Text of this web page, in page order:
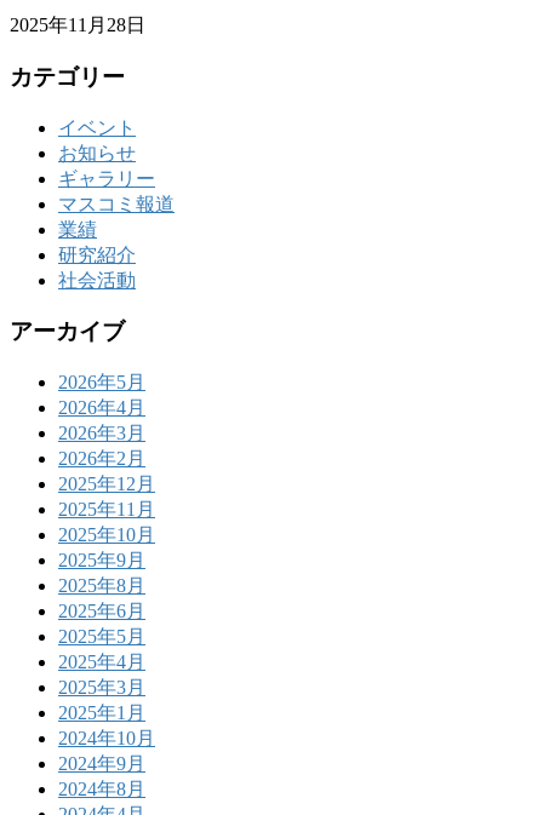
2025年11月28日
カテゴリー
イベント
お知らせ
ギャラリー
マスコミ報道
業績
研究紹介
社会活動
アーカイブ
2026年5月
2026年4月
2026年3月
2026年2月
2025年12月
2025年11月
2025年10月
2025年9月
2025年8月
2025年6月
2025年5月
2025年4月
2025年3月
2025年1月
2024年10月
2024年9月
2024年8月